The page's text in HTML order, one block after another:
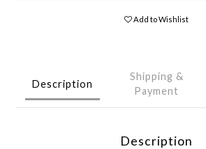
Add to Wishlist
Description
Shipping &
Payment
Description